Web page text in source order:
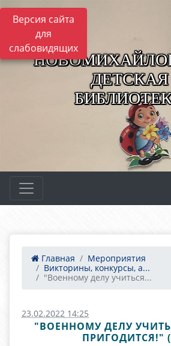
Версия сайта
для
слабовидящих
ДЕТСКАЯ
Главная
Мероприятия
Викторины, конкурсы, а...
"Военному делу учиться...
23.02.2022 14:25
"ВОЕННОМУ ДЕЛУ
ПРИГОДИТСЯ!"